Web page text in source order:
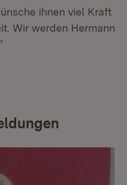
ihnen viel Kraft
Wir werden Hermann